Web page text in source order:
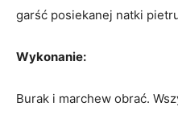
garść posiekanej natki
Wykonanie:
Burak i marchew obrać.